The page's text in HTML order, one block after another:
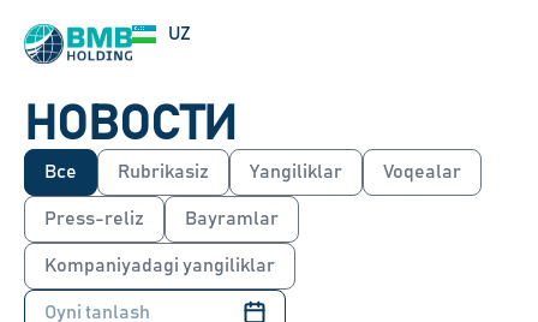
UZ
EN
НОВОСТИ
Rubrikasiz Yangiliklar Voqealar
Press-reliz Bayramlar
Kompaniyadagi yangiliklar
Все